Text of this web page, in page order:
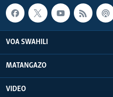
VOA SWAHILI
MATANGAZO
VIDEO